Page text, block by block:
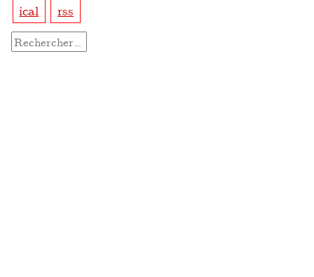
ical rss
Rechercher :